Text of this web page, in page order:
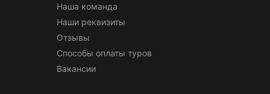
Наша команда
Наши реквизиты
Отзывы
Способы оплаты туров
Вакансии